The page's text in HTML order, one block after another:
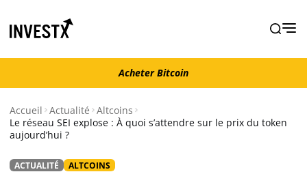
Acheter Bitcoin
Actualité
Actualité Bitcoin
Acheter Bitcoin
Accueil Actualité Altcoins
Le réseau SEI explose : À quoi s’attendre sur le prix du token
aujourd’hui ?
ACTUALITÉ ALTCOINS